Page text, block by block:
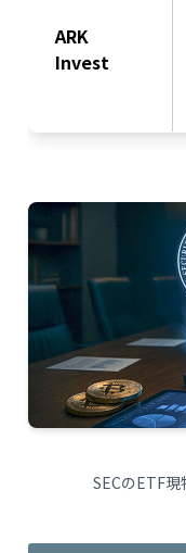
ARK
Invest
SECのETF